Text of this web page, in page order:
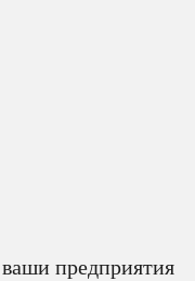
предприятия